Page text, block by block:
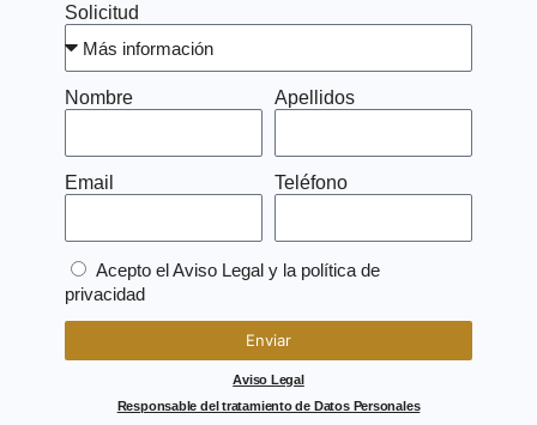
Solicitud
Nombre Apellidos
Email Teléfono
Acepto elAviso Legal y la política de
privacidad
Enviar
Aviso Legal
Responsable del tratamiento de Datos Personales